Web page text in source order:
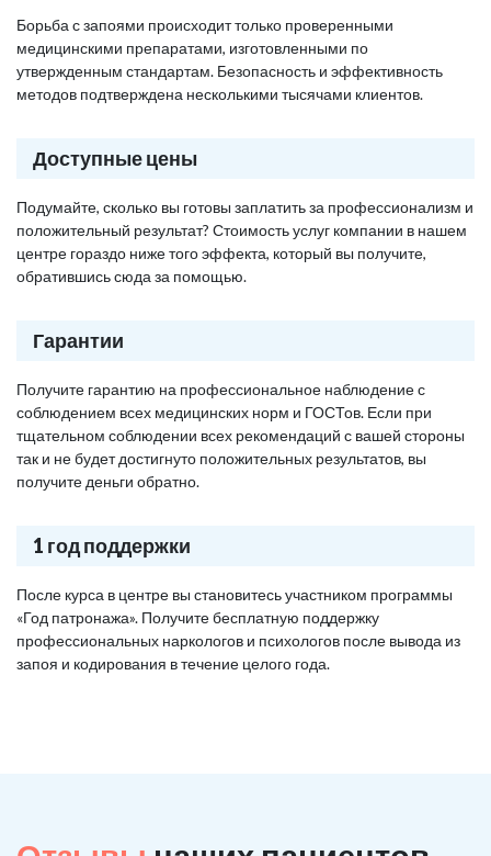
Борьба с запоями происходит только проверенными
медицинскими препаратами, изготовленными по
утвержденным стандартам. Безопасность и эффективность
методов подтверждена несколькими тысячами клиентов.
Доступные цены
Подумайте, сколько вы готовы заплатить за профессионализм и
положительный результат? Стоимость услуг компании в нашем
центре гораздо ниже того эффекта, который вы получите,
обратившись сюда за помощью.
Гарантии
Получите гарантию на профессиональное наблюдение с
соблюдением всех медицинских норм и ГОСТов. Если при
тщательном соблюдении всех рекомендаций с вашей стороны
так и не будет достигнуто положительных результатов, вы
получите деньги обратно.
1 год поддержки
После курса в центре вы становитесь участником программы
«Год патронажа». Получите бесплатную поддержку
профессиональных наркологов и психологов после вывода из
запоя и кодирования в течение целого года.